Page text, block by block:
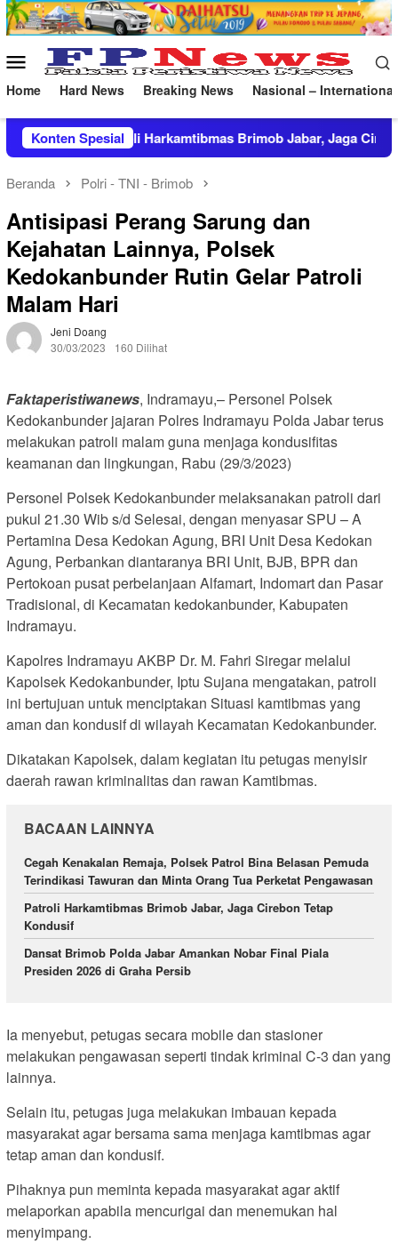
Loncat
ke
Menu
Mobile
Home Hard News Breaking News Nasional – International
Konten Spesial
Brimob Jabar, Jaga Cirebon Tetap Kondusif
Beranda Polri - TNI - Brimob
Antisipasi Perang Sarung dan
Kejahatan Lainnya, Polsek
Kedokanbunder Rutin Gelar Patroli
Malam Hari
Jeni Doang
30/03/2023
160 Dilihat
Faktaperistiwanews, Indramayu,– Personel Polsek
Kedokanbunder jajaran Polres Indramayu Polda Jabar terus
melakukan patroli malam guna menjaga kondusifitas
keamanan dan lingkungan, Rabu (29/3/2023)
Personel Polsek Kedokanbunder melaksanakan patroli dari
pukul 21.30 Wib s/d Selesai, dengan menyasar SPU – A
Pertamina Desa Kedokan Agung, BRI Unit Desa Kedokan
Agung, Perbankan diantaranya BRI Unit, BJB, BPR dan
Pertokoan pusat perbelanjaan Alfamart, Indomart dan Pasar
Tradisional, di Kecamatan kedokanbunder, Kabupaten
Indramayu.
Kapolres Indramayu AKBP Dr. M. Fahri Siregar melalui
Kapolsek Kedokanbunder, Iptu Sujana mengatakan, patroli
ini bertujuan untuk menciptakan Situasi kamtibmas yang
aman dan kondusif di wilayah Kecamatan Kedokanbunder.
Dikatakan Kapolsek, dalam kegiatan itu petugas menyisir
daerah rawan kriminalitas dan rawan Kamtibmas.
BACAAN LAINNYA
Cegah Kenakalan Remaja, Polsek Patrol Bina Belasan Pemuda
Terindikasi Tawuran dan Minta Orang Tua Perketat Pengawasan
Patroli Harkamtibmas Brimob Jabar, Jaga Cirebon Tetap
Kondusif
Dansat Brimob Polda Jabar Amankan Nobar Final Piala
Presiden 2026 di Graha Persib
Ia menyebut, petugas secara mobile dan stasioner
melakukan pengawasan seperti tindak kriminal C-3 dan yang
lainnya.
Selain itu, petugas juga melakukan imbauan kepada
masyarakat agar bersama sama menjaga kamtibmas agar
tetap aman dan kondusif.
Pihaknya pun meminta kepada masyarakat agar aktif
melaporkan apabila mencurigai dan menemukan hal
menyimpang.